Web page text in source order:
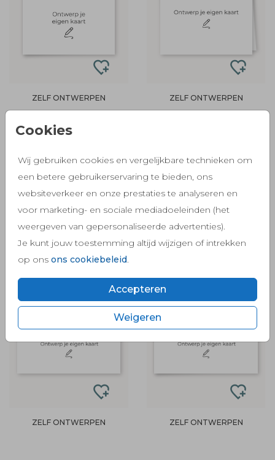
Cookies
Wij gebruiken cookies en vergelijkbare technieken om
een betere gebruikerservaring te bieden, ons
websiteverkeer en onze prestaties te analyseren en
voor marketing- en sociale mediadoeleinden (het
weergeven van gepersonaliseerde advertenties).
Je kunt jouw toestemming altijd wijzigen of intrekken
op ons ons cookiebeleid
Accepteren
Weigeren
ZELF ONTWERPEN ZELF ONTWERPEN
ZELF ONTWERPEN
ZELF ONTWERPEN ZELF ONTWERPEN